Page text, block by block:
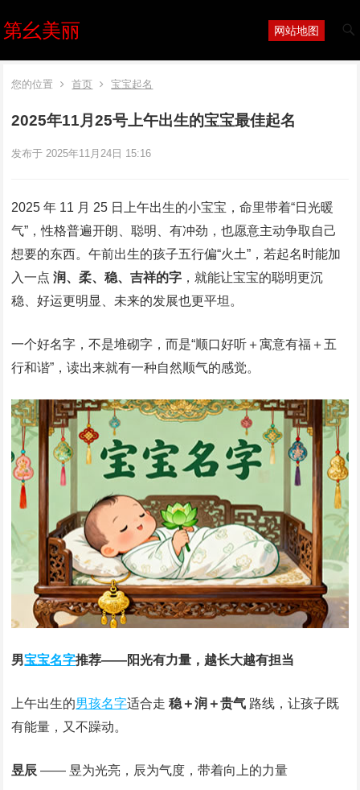
第幺美丽 网站地图
您的位置 首页 宝宝起名
2025年11月25号上午出生的宝宝最佳起名
发布于 2025年11月24日 15:16
2025 年 11 月 25 日上午出生的小宝宝，命里带着“日光暖
气”，性格普遍开朗、聪明、有冲劲，也愿意主动争取自己
想要的东西。午前出生的孩子五行偏“火土”，若起名时能加
入一点润、柔、稳、吉祥的字 ，就能让宝宝的聪明更沉
稳、好运更明显、未来的发展也更平坦。
一个好名字，不是堆砌字，而是“顺口好听＋寓意有福＋五
行和谐”，读出来就有一种自然顺气的感觉。
男宝宝名字推荐——阳光有力量，越长大越有担当
上午出生的男孩名字适合走稳＋润＋贵气 路线，让孩子既
有能量，又不躁动。
昱辰 —— 昱为光亮，辰为气度，带着向上的力量